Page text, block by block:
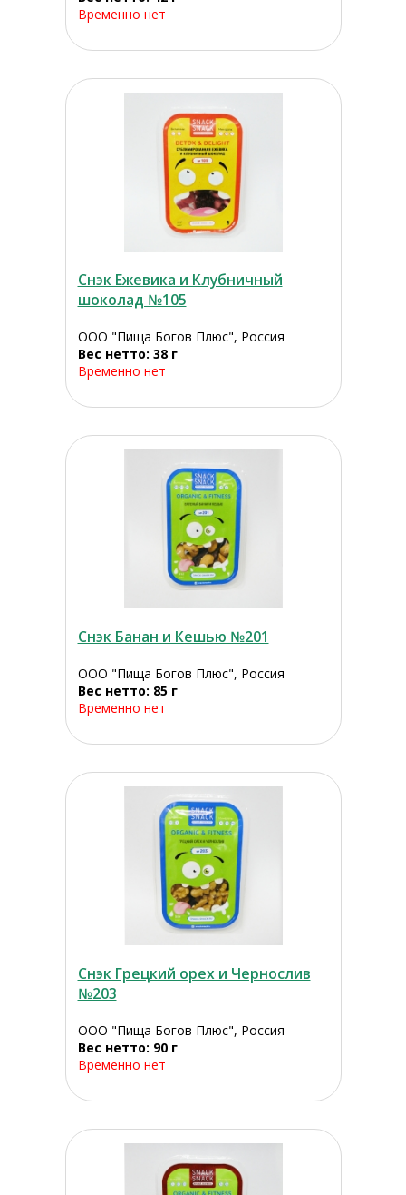
Временно нет
Снэк Ежевика и Клубничный
шоколад №105
ООО "Пища Богов Плюс", Россия
Вес нетто: 38 г
Временно нет
Снэк Банан и Кешью №201
ООО "Пища Богов Плюс", Россия
Вес нетто: 85 г
Временно нет
Снэк Грецкий орех и Чернослив
№203
ООО "Пища Богов Плюс", Россия
Вес нетто: 90 г
Временно нет